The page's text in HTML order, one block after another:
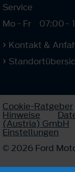
Service
Mo - Fr
07:00-
Kontakt &
Cookie-Ratgeber
Hinweise
(Austria) GmbH
Einstellungen
© 2026 Ford